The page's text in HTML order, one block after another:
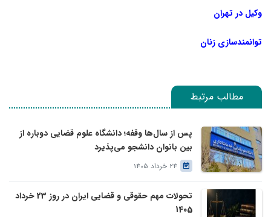
وکیل در تهران
توانمندسازی زنان
مطالب مرتبط
پس از سال‌ها وقفه؛ دانشگاه علوم قضایی دوباره از
بین بانوان دانشجو می‌پذیرد
24 خرداد 1405
تحولات مهم حقوقی و قضایی ایران در روز 23 خرداد
1405